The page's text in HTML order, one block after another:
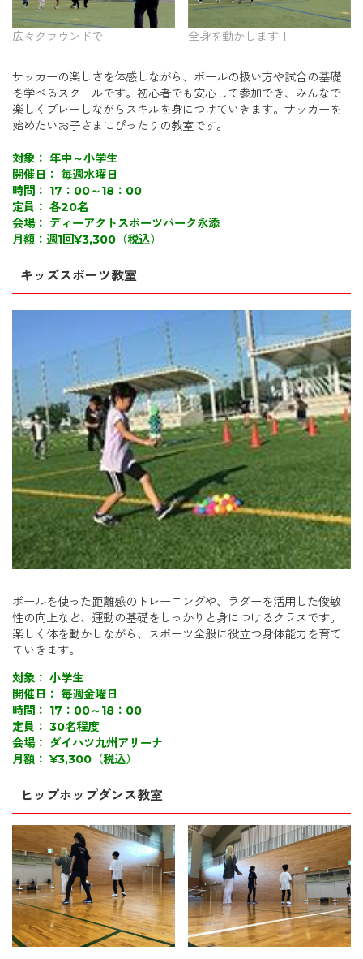
広々グラウンドで 全身を動かします！
サッカーの楽しさを体感しながら、ボールの扱い方や試合の基礎
を学べるスクールです。初心者でも安心して参加でき、みんなで
楽しくプレーしながらスキルを身につけていきます。サッカーを
始めたいお子さまにぴったりの教室です。
対象： 年中～小学生
開催日： 毎週水曜日
時間： 17：00～18：00
定員： 各20名
会場： ディーアクトスポーツパーク永添
月額：週1回¥3,300（税込）
キッズスポーツ教室
ボールを使った距離感のトレーニングや、ラダーを活用した俊敏
性の向上など、運動の基礎をしっかりと身につけるクラスです。
楽しく体を動かしながら、スポーツ全般に役立つ身体能力を育て
ていきます。
対象： 小学生
開催日： 毎週金曜日
時間： 17：00～18：00
定員： 30名程度
会場： ダイハツ九州アリーナ
月額： ¥3,300（税込）
ヒップホップダンス教室